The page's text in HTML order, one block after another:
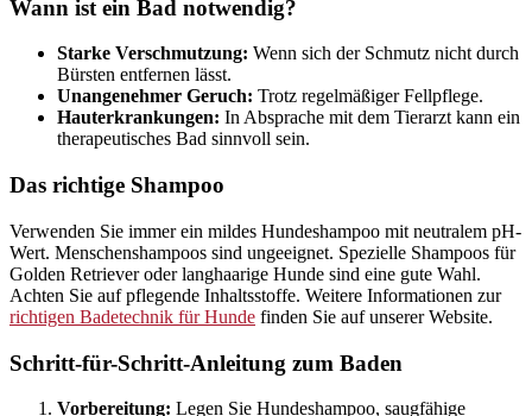
Wann ist ein Bad notwendig?
Starke Verschmutzung: Wenn sich der Schmutz nicht durch
Bürsten entfernen lässt.
Unangenehmer Geruch: Trotz regelmäßiger Fellpflege.
Hauterkrankungen: In Absprache mit dem Tierarzt kann ein
therapeutisches Bad sinnvoll sein.
Das richtige Shampoo
Verwenden Sie immer ein mildes Hundeshampoo mit neutralem pH-
Wert. Menschenshampoos sind ungeeignet. Spezielle Shampoos für
Golden Retriever oder langhaarige Hunde sind eine gute Wahl.
Achten Sie auf pflegende Inhaltsstoffe. Weitere Informationen zur
richtigen Badetechnik für Hunde finden Sie auf unserer Website.
Schritt-für-Schritt-Anleitung zum Baden
Vorbereitung: Legen Sie Hundeshampoo, saugfähige